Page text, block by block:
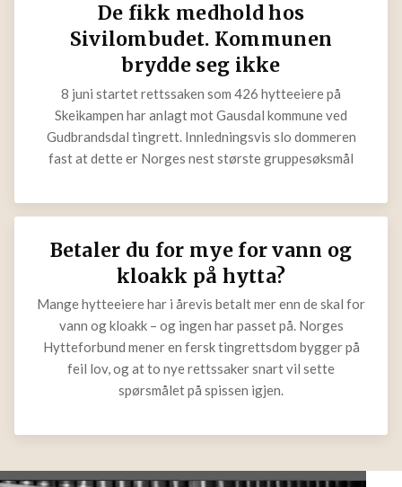
De fikk medhold hos
Sivilombudet. Kommunen
brydde seg ikke
8 juni startet rettssaken som 426 hytteeiere på
Skeikampen har anlagt mot Gausdal kommune ved
Gudbrandsdal tingrett. Innledningsvis slo dommeren
fast at dette er Norges nest største gruppesøksmål
Betaler du for mye for vann og
kloakk på hytta?
Mange hytteeiere har i årevis betalt mer enn de skal for
vann og kloakk – og ingen har passet på. Norges
Hytteforbund mener en fersk tingrettsdom bygger på
feil lov, og at to nye rettssaker snart vil sette
spørsmålet på spissen igjen.